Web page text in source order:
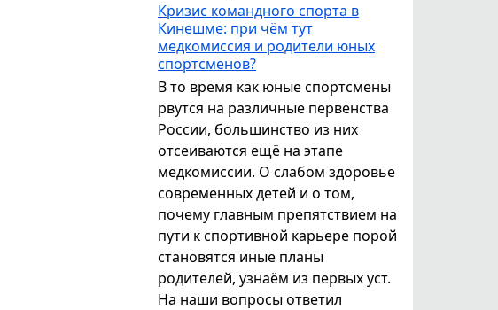
Кризис командного спорта в
Кинешме: при чём тут
медкомиссия и родители юных
спортсменов?
В то время как юные спортсмены
рвутся на различные первенства
России, большинство из них
отсеиваются ещё на этапе
медкомиссии. О слабом здоровье
современных детей и о том,
почему главным препятствием на
пути к спортивной карьере порой
становятся иные планы
родителей, узнаём из первых уст.
На наши вопросы ответил